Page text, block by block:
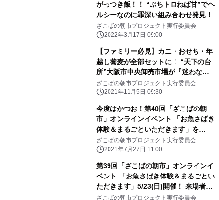
がっつき飯！！ “ぷちトロねば甘”でヘ
ルシーなのに罪深い組み合わせ発見！
ざこばの朝市プロジェクト実行委員会
2022年3月17日 09:00
【ファミリー必見】カニ・おせち・年
越し蕎麦が全部セットに！ “天下の台
所”大阪市中央卸売市場が『迷わな
い！準備しない！ 美味しくてお得！』
な、セットを数量限定販売！
ざこばの朝市プロジェクト実行委員会
2021年11月5日 09:30
今度はかつお！第40回「ざこばの朝
市」オンラインイベント 「お魚さばき
体験＆まるごといただきます」を
8/8(日)開催！ 来場者数1万人の“食育
体験型・朝市”がオンラインで、 大好
評につき連続開催決定！
ざこばの朝市プロジェクト実行委員会
2021年7月27日 11:00
第39回「ざこばの朝市」オンラインイ
ベント 「お魚さばき体験＆まるごとい
ただきます」5/23(日)開催！ 来場者数
1万人の“食育体験型・朝市”がオンラ
ざこばの朝市プロジェクト実行委員会